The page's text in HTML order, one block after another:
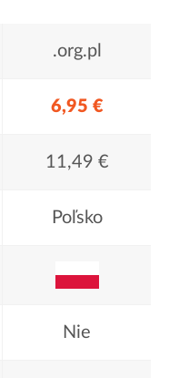
.org.pl
6,95 €
11,49 €
Poľsko
Nie